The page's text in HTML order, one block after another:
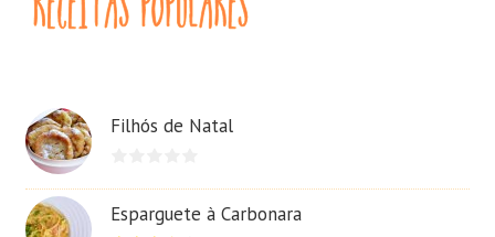
Filhós de Natal
Esparguete à Carbonara